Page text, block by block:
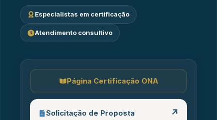
Especialistas em certificação
Atendimento consultivo
Página Certificação ONA
Solicitação de Proposta ↗